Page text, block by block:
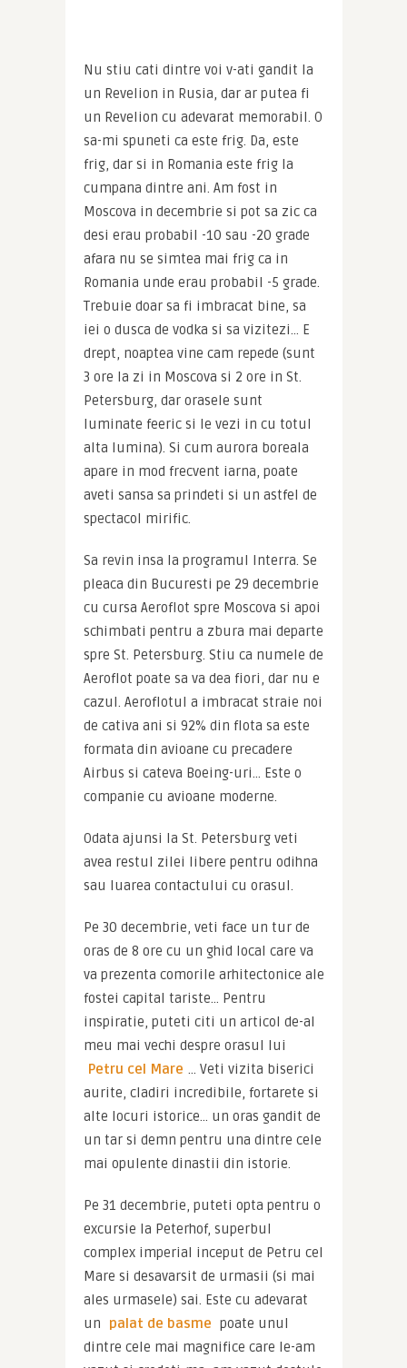
Nu stiu cati dintre voi v-ati gandit la
un Revelion in Rusia, dar ar putea fi
un Revelion cu adevarat memorabil. O
sa-mi spuneti ca este frig. Da, este
frig, dar si in Romania este frig la
cumpana dintre ani. Am fost in
Moscova in decembrie si pot sa zic ca
desi erau probabil -10 sau -20 grade
afara nu se simtea mai frig ca in
Romania unde erau probabil -5 grade.
Trebuie doar sa fi imbracat bine, sa
iei o dusca de vodka si sa vizitezi… E
drept, noaptea vine cam repede (sunt
3 ore la zi in Moscova si 2 ore in St.
Petersburg, dar orasele sunt
luminate feeric si le vezi in cu totul
alta lumina). Si cum aurora boreala
apare in mod frecvent iarna, poate
aveti sansa sa prindeti si un astfel de
spectacol mirific.
Sa revin insa la programul Interra. Se
pleaca din Bucuresti pe 29 decembrie
cu cursa Aeroflot spre Moscova si apoi
schimbati pentru a zbura mai departe
spre St. Petersburg. Stiu ca numele de
Aeroflot poate sa va dea fiori, dar nu e
cazul. Aeroflotul a imbracat straie noi
de cativa ani si 92% din flota sa este
formata din avioane cu precadere
Airbus si cateva Boeing-uri… Este o
companie cu avioane moderne.
Odata ajunsi la St. Petersburg veti
avea restul zilei libere pentru odihna
sau luarea contactului cu orasul.
Pe 30 decembrie, veti face un tur de
oras de 8 ore cu un ghid local care va
va prezenta comorile arhitectonice ale
fostei capital tariste… Pentru
inspiratie, puteti citi un articol de-al
Petru cel Mare … Veti vizita biserici
aurite, cladiri incredibile, fortarete si
alte locuri istorice… un oras gandit de
un tar si demn pentru una dintre cele
mai opulente dinastii din istorie.
Pe 31 decembrie, puteti opta pentru o
excursie la Peterhof, superbul
complex imperial inceput de Petru cel
Mare si desavarsit de urmasii (si mai
ales urmasele) sai. Este cu adevarat
un
palat de basme poate unul
dintre cele mai magnifice care le-am